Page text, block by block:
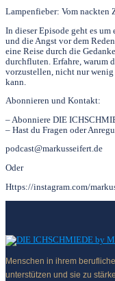
Lampenfieber: Vom
In dieser Episode geht es
und die Angst vor dem
eine Reise durch die
durchfluten. Erfahre, warum
vorzustellen, nicht nur
kann.
Abonnieren und Kontakt:
– Abonniere DIE
– Hast du Fragen oder
podcast@markusseifert.de
Oder
Https://instagram.com/
Menschen in ihrem
unterstützen und sie zu